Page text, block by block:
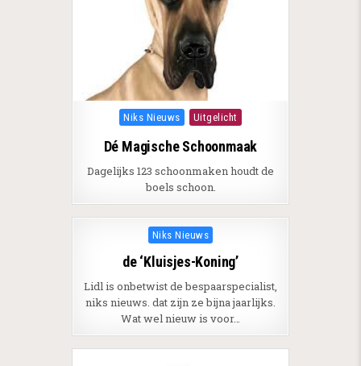
Posted in
Niks Nieuws Uitgelicht
Dé Magische Schoonmaak
Dagelijks 123 schoonmaken houdt de
boels schoon.
Posted in
Niks Nieuws
de ‘Kluisjes-Koning’
Lidl is onbetwist de bespaarspecialist,
niks nieuws. dat zijn ze bijna jaarlijks.
Wat wel nieuw is voor…